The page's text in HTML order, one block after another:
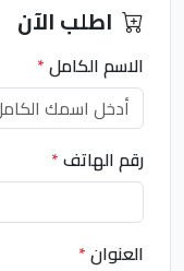
اطلب الآن
الاسم الكامل*
رقم الهاتف*
العنوان*